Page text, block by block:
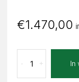
€1.470,00
Lidia
Rond
+
- In